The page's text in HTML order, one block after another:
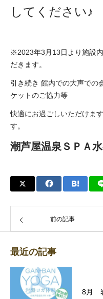
してください♪
※2023年3月13日より施設
だきます。
引き続き 館内での大声での
ケットのご協力等
快適にお過ごしいただけま
す。
潮芦屋温泉ＳＰＡ
前の記事
最近の記事
8月